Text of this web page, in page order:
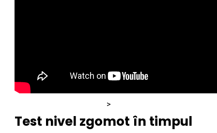
>
Test nivel zgomot în timpul